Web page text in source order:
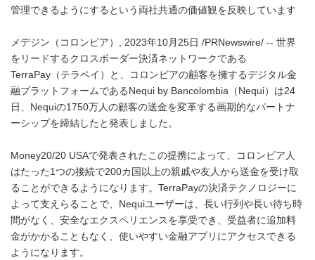
管理できるようにするという両社共通の価値観を反映しています
メデジン（コロンビア）, 2023年10月25日 /PRNewswire/ -- 世界
をリードするクロスボーダー決済ネットワークである
TerraPay（テラペイ）と、コロンビアの顧客を擁するデジタル金
融プラットフォームであるNequi by Bancolombia（Nequi）は24
日、Nequiの1750万人の顧客の送金を変革する画期的なパートナ
ーシップを締結したと発表しました。
Money20/20 USAで発表されたこの提携によって、コロンビア人
はたった1つの接続で200カ国以上の親戚や友人から送金を受け取
ることができるようになります。TerraPayの決済テクノロジーに
よって支えらることで、Nequiユーザーは、長い行列や長い待ち時
間がなく、安全なエクスペリエンスを享受でき、受益者に追加料
金がかかることもなく、使いやすい金融アプリにアクセスできる
ようになります。